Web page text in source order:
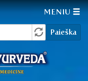
Paieška
MENIU